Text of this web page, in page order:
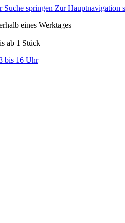
Suche springen Zur Hauptnavigation
eines Werktages
ab 1 Stück
bis 16 Uhr